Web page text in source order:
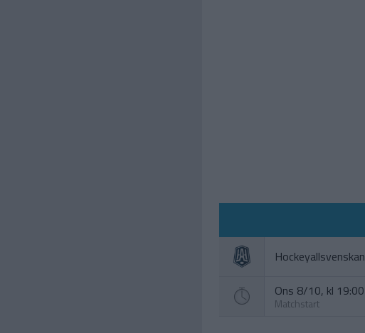
Hockeyallsvenskan
Ons 8/10, kl 19:00
Matchstart